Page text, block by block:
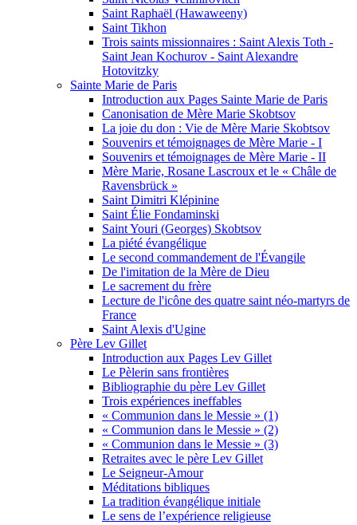
Saint Raphaël (Hawaweeny)
Saint Tikhon
Trois saints missionnaires : Saint Alexis Toth -
Saint Jean Kochurov - Saint Alexandre
Hotovitzky
Sainte Marie de Paris
Introduction aux Pages Sainte Marie de Paris
Canonisation de Mère Marie Skobtsov
La joie du don : Vie de Mère Marie Skobtsov
Souvenirs et témoignages de Mère Marie - I
Souvenirs et témoignages de Mère Marie - II
Mère Marie, Rosane Lascroux et le « Châle de
Ravensbrück »
Saint Dimitri Klépinine
Saint Élie Fondaminski
Saint Youri (Georges) Skobtsov
La piété évangélique
Le second commandement de l'Évangile
De l'imitation de la Mère de Dieu
Le sacrement du frère
Lecture de l'icône des quatre saint néo-martyrs de
France
Saint Alexis d'Ugine
Père Lev Gillet
Introduction aux Pages Lev Gillet
Le Pèlerin sans frontières
Bibliographie du père Lev Gillet
Trois expériences ineffables
« Communion dans le Messie » (1)
« Communion dans le Messie » (2)
« Communion dans le Messie » (3)
Retraites avec le père Lev Gillet
Le Seigneur-Amour
Méditations bibliques
La tradition évangélique initiale
Le sens de l’expérience religieuse